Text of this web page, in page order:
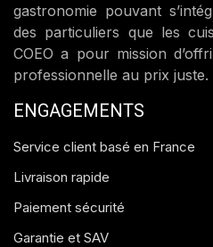
gastronomie pouvant
des particuliers que les
COEO a pour mission
professionnelle au prix juste.
ENGAGEMENTS
Service client basé en France
Livraison rapide
Paiement sécurité
Garantie et SAV